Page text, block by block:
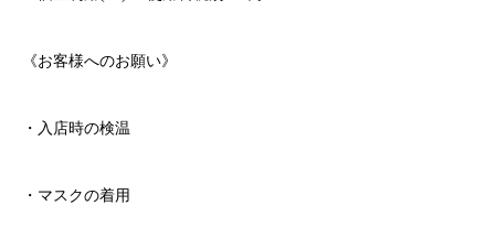
《お客様へのお願い》
・入店時の検温
・マスクの着用